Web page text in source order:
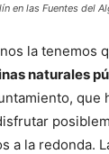
en las Fuentes del
la tenemos
naturales
que
a la redonda.